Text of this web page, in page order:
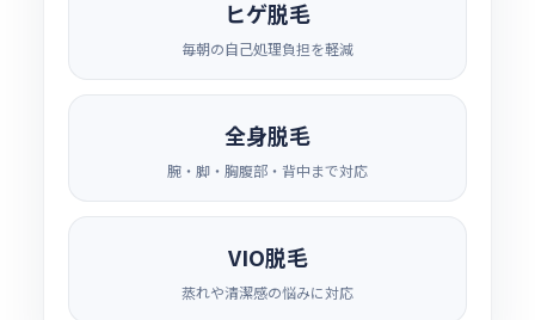
ヒゲ脱毛
毎朝の自己処理負担を軽減
全身脱毛
腕・脚・胸腹部・背中まで対応
VIO脱毛
蒸れや清潔感の悩みに対応